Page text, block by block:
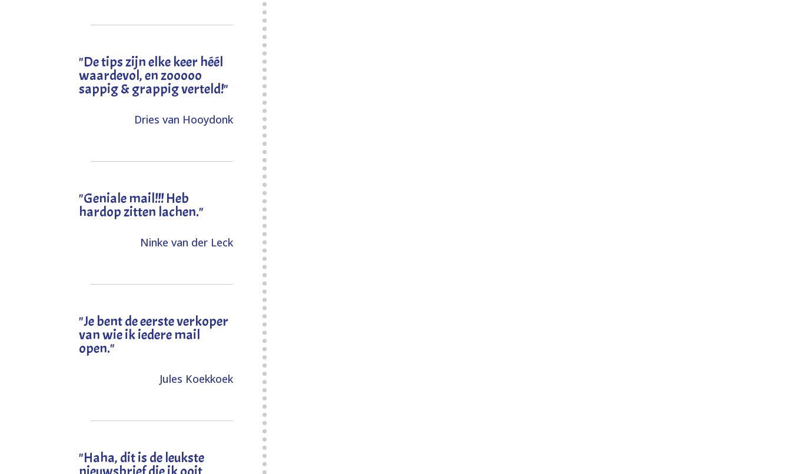
"De tips zijn elke keer héél
waardevol, en zooooo
sappig & grappig verteld!"
Dries van Hooydonk
"Geniale mail!!! Heb
hardop zitten lachen."
Ninke van der Leck
"Je bent de eerste verkoper
van wie ik iedere mail
open."
Jules Koekkoek
"Haha, dit is de leukste